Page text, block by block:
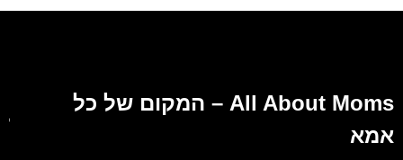
All About Moms – המקום של כל
אמא